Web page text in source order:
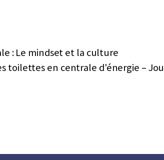
: Le mindset et la culture
toilettes en centrale d'énergie –